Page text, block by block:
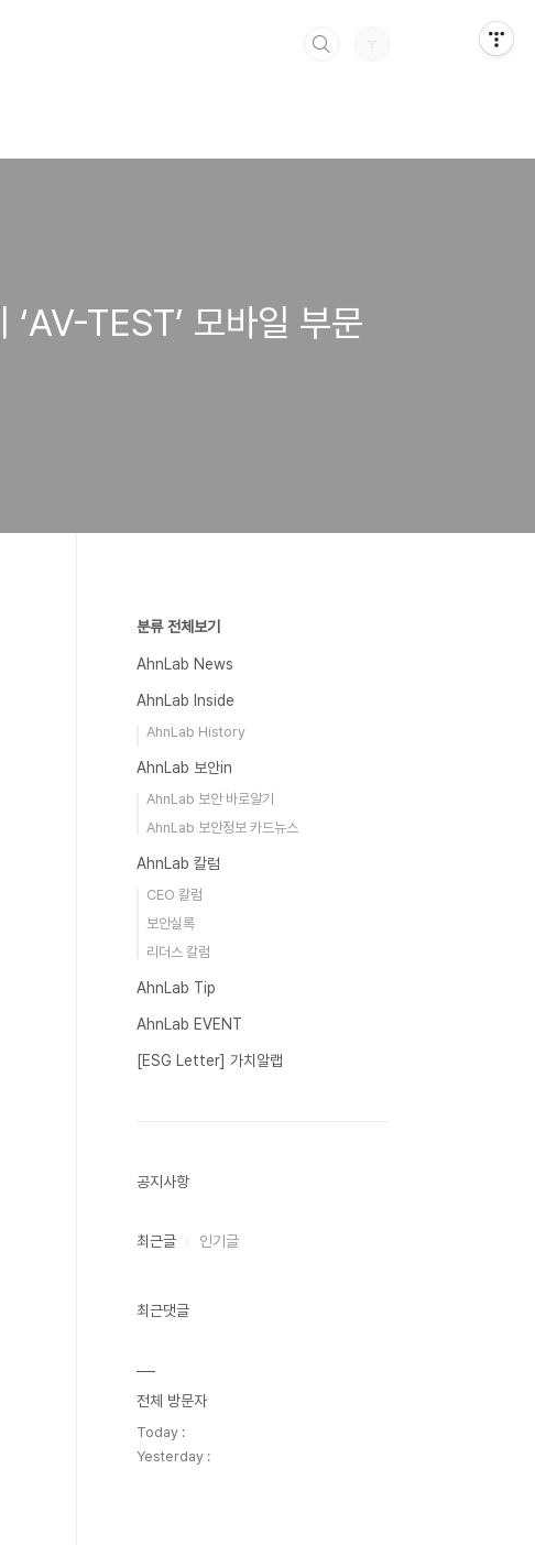
TEST’ 모바일 부문
분류 전체보기
AhnLab News
AhnLab Inside
AhnLab History
AhnLab 보안in
AhnLab 보안 바로알기
AhnLab 보안정보 카드뉴스
AhnLab 칼럼
CEO 칼럼
보안실록
리더스 칼럼
AhnLab Tip
AhnLab EVENT
[ESG Letter] 가치알랩
공지사항
최근글 인기글
최근댓글
전체 방문자
Today :
Yesterday :